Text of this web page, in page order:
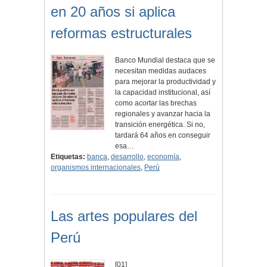
en 20 años si aplica
reformas estructurales
Banco Mundial destaca que se
necesitan medidas audaces
para mejorar la productividad y
la capacidad institucional, así
como acortar las brechas
regionales y avanzar hacia la
transición energética. Si no,
tardará 64 años en conseguir
esa…
Etiquetas: banca, desarrollo, economía,
organismos internacionales, Perú
Las artes populares del
Perú
[01]